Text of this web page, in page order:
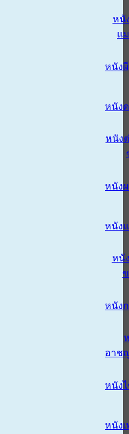
หนั
แ
หนังผี
หนัง
หนัง
หนัง
หนัง
หนั
หนัง
อาช
หนัง
หนังเ